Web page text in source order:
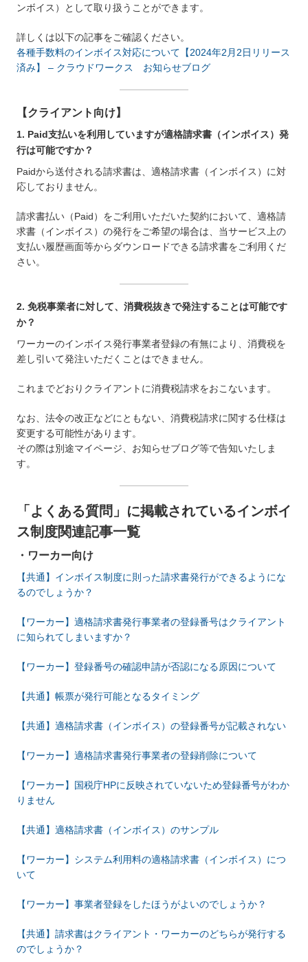
ンボイス）として取り扱うことができます。
詳しくは以下の記事をご確認ください。
各種手数料のインボイス対応について【2024年2月2日リリース
済み】 – クラウドワークス お知らせブログ
【クライアント向け】
1. Paid支払いを利用していますが適格請求書（インボイス）発
行は可能ですか？
Paidから送付される請求書は、適格請求書（インボイス）に対
応しておりません。
請求書払い（Paid）をご利用いただいた契約において、適格請
求書（インボイス）の発行をご希望の場合は、当サービス上の
支払い履歴画面等からダウンロードできる請求書をご利用くだ
さい。
2. 免税事業者に対して、消費税抜きで発注することは可能です
か？
ワーカーのインボイス発行事業者登録の有無により、消費税を
差し引いて発注いただくことはできません。
これまでどおりクライアントに消費税請求をおこないます。
なお、法令の改正などにともない、消費税請求に関する仕様は
変更する可能性があります。
その際は別途マイページ、お知らせブログ等で告知いたしま
す。
「よくある質問」に掲載されているインボイ
ス制度関連記事一覧
・ワーカー向け
【共通】インボイス制度に則った請求書発行ができるようにな
るのでしょうか？
【ワーカー】適格請求書発行事業者の登録番号はクライアント
に知られてしまいますか？
【ワーカー】登録番号の確認申請が否認になる原因について
【共通】帳票が発行可能となるタイミング
【共通】適格請求書（インボイス）の登録番号が記載されない
【ワーカー】適格請求書発行事業者の登録削除について
【ワーカー】国税庁HPに反映されていないため登録番号がわか
りません
【共通】適格請求書（インボイス）のサンプル
【ワーカー】システム利用料の適格請求書（インボイス）につ
いて
【ワーカー】事業者登録をしたほうがよいのでしょうか？
【共通】請求書はクライアント・ワーカーのどちらが発行する
のでしょうか？